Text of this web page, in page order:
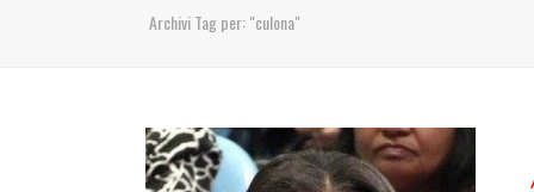
Archivi Tag per: "culona"